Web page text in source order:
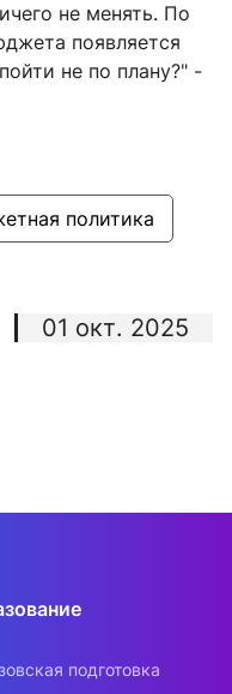
не менять. По
появляется
не по плану?" -
политика
01 окт. 2025
подготовка